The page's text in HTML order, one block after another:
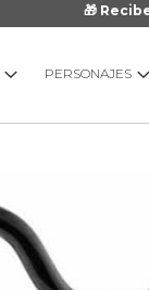
🎁
PERSONAJES